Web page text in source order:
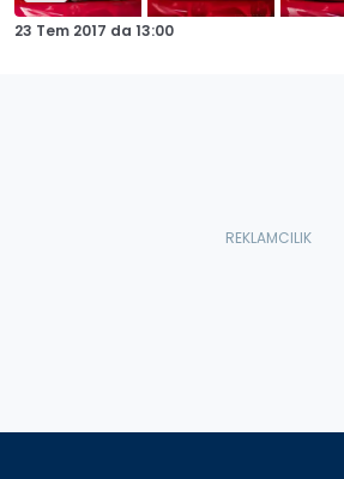
23 Tem 2017 da 13:00